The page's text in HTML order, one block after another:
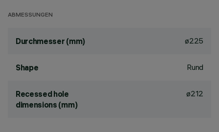
ABMESSUNGEN
Durchmesser (mm) ø225
Shape Rund
Recessed hole
dimensions (mm)
ø212